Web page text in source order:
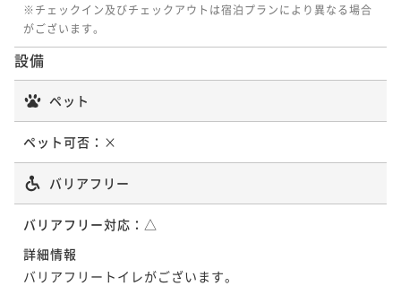
※チェックイン及びチェックアウトは宿泊プランにより異なる場合
がございます。
設備
ペット
ペット可否： ×
バリアフリー
バリアフリー対応： △
詳細情報
バリアフリートイレがございます。